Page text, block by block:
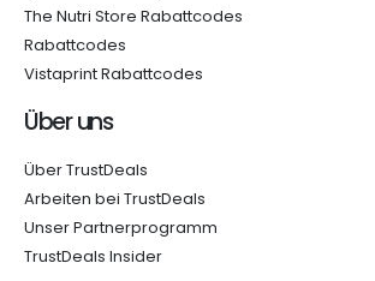
The Nutri Store Rabattcodes
Rabattcodes
Vistaprint Rabattcodes
Über uns
Über TrustDeals
Arbeiten bei TrustDeals
Unser Partnerprogramm
TrustDeals Insider